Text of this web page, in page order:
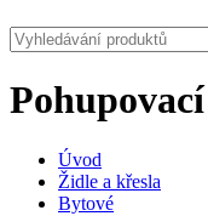
Úvod
Židle a křesla
Bytové